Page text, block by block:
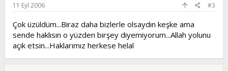
11 Eyl 2006 #3
Çok üzüldüm...Biraz daha bizlerle olsaydın keşke ama
sende haklısın o yüzden birşey diyemiyorum...Allah yolunu
açık etsin...Haklarımız herkese helal